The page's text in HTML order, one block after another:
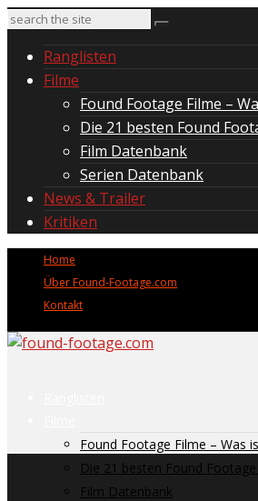
Ranglisten
Filme
Found Footage Filme –
Die 21 besten Found
Film Datenbank
Serien Datenbank
News & Trailer
Kritiken
Home
Über Found-Footage.com
Kontakt
Found Footage Filme – Was
Die 21 besten Found
Film Datenbank